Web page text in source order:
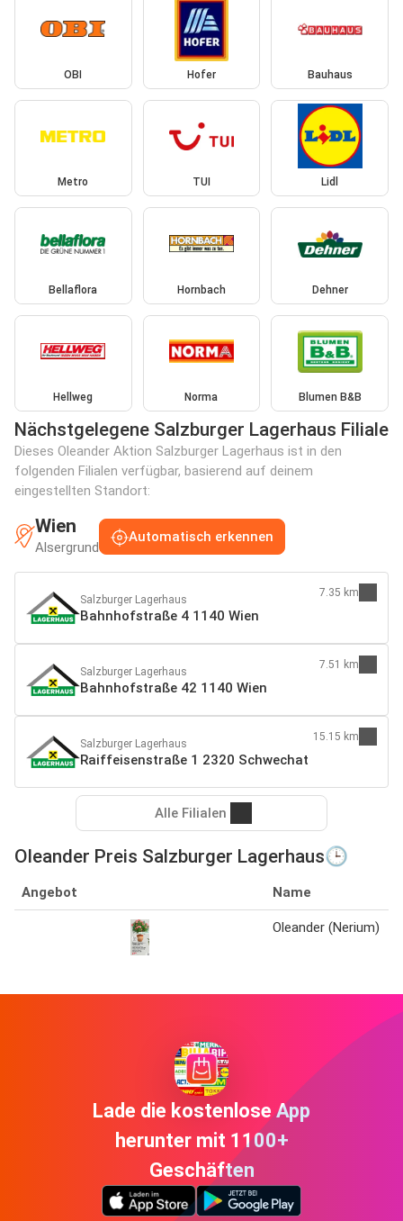
OBI Hofer Bauhaus
Metro TUI Lidl
Bellaflora Hornbach Dehner
Hellweg Norma Blumen B&B
Nächstgelegene Salzburger Lagerhaus Filiale
Dieses Oleander Aktion Salzburger Lagerhaus ist in den
folgenden Filialen verfügbar, basierend auf deinem
eingestellten Standort:
Wien
Alsergrund
Automatisch erkennen
Salzburger Lagerhaus
Bahnhofstraße 4 1140 Wien
7.35 km
Salzburger Lagerhaus
Bahnhofstraße 42 1140 Wien
7.51 km
Salzburger Lagerhaus
Raiffeisenstraße 1 2320 Schwechat
15.15 km
Alle Filialen
Oleander Preis Salzburger Lagerhaus🕒
Angebot Name
Oleander (Nerium)
Lade die kostenlose App
herunter mit 1100+
Geschäften